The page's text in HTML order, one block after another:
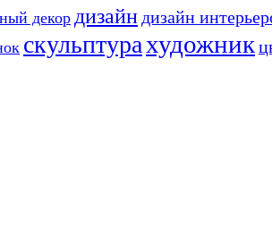
декор дизайн дизайн
скульптурахудожник